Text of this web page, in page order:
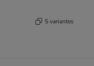
5 variantes